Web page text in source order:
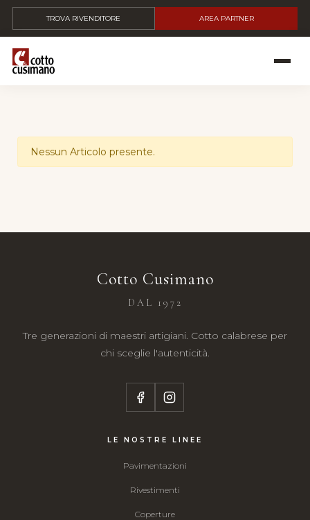
TROVA RIVENDITORE AREA PARTNER
Nessun Articolo presente.
Cotto Cusimano
DAL 1972
Tre generazioni di maestri artigiani. Cotto calabrese per
chi sceglie l'autenticità.
LE NOSTRE LINEE
Pavimentazioni
Rivestimenti
Coperture